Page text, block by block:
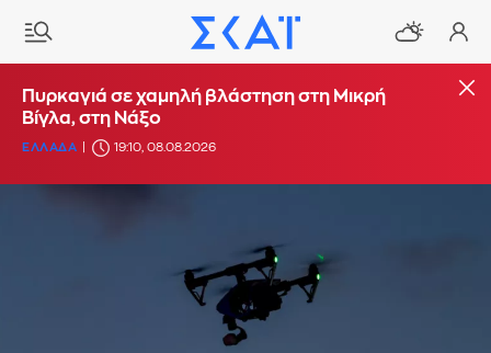
Πυρκαγιά σε χαμηλή βλάστηση στη Μικρή
Βίγλα, στη Νάξο
ΕΛΛΑΔΑ 19:10, 08.08.2026